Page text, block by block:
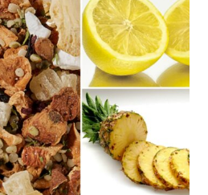
17.60 €